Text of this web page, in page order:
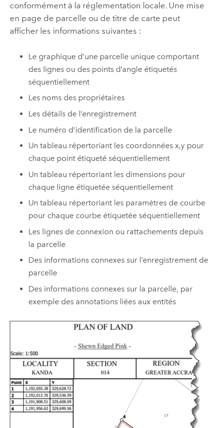
conformément à la réglementation locale. Une mise
en page de parcelle ou de titre de carte peut
afficher les informations suivantes :
Le graphique d’une parcelle unique comportant
des lignes ou des points d’angle étiquetés
séquentiellement
Les noms des propriétaires
Les détails de l’enregistrement
Le numéro d’identification de la parcelle
Un tableau répertoriant les coordonnées x,y pour
chaque point étiqueté séquentiellement
Un tableau répertoriant les dimensions pour
chaque ligne étiquetée séquentiellement
Un tableau répertoriant les paramètres de courbe
pour chaque courbe étiquetée séquentiellement
Les lignes de connexion ou rattachements depuis
la parcelle
Des informations connexes sur l’enregistrement de
parcelle
Des informations connexes sur la parcelle, par
exemple des annotations liées aux entités